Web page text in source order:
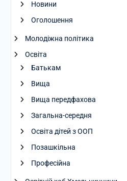
Новини
Оголошення
Молодіжна політика
Освіта
Батькам
Вища
Вища передфахова
Загальна-середня
Освіта дітей з ООП
Позашкільна
Професійна